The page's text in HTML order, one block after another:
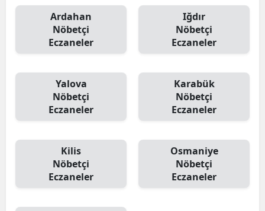
Ardahan
Nöbetçi
Eczaneler
Iğdır
Nöbetçi
Eczaneler
Yalova
Nöbetçi
Eczaneler
Karabük
Nöbetçi
Eczaneler
Kilis
Nöbetçi
Eczaneler
Osmaniye
Nöbetçi
Eczaneler